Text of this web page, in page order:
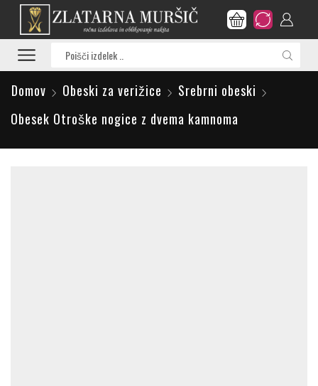
input
Domov Obeski za verižice
Srebrni obeski
Obesek Otroške nogice z dvema kamnoma